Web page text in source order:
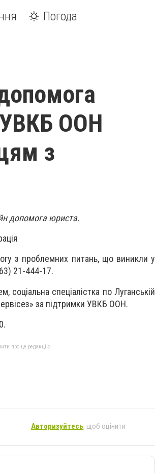
Погода
УВКБ ООН
з
допомога юриста.
з проблемних питань, що виникли у
21-444-17.
спеціалістка по Луганській
за підтримки УВКБ ООН.
про це редакцію
Авторизуйтесь, щоб оцінити